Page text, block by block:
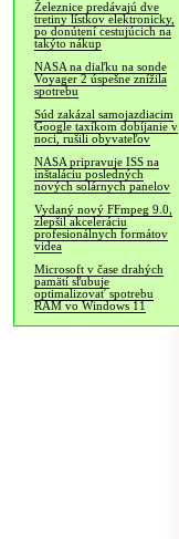
Železnice predávajú dve
tretiny lístkov elektronicky,
po donútení cestujúcich na
takýto nákup
NASA na diaľku na sonde
Voyager 2 úspešne znížila
spotrebu
Súd zakázal samojazdiacim
Google taxíkom dobíjanie v
noci, rušili obyvateľov
NASA pripravuje ISS na
inštaláciu posledných
nových solárnych panelov
Vydaný nový FFmpeg 9.0,
zlepšil akceleráciu
profesionálnych formátov
videa
Microsoft v čase drahých
pamätí sľubuje
optimalizovať spotrebu
RAM vo Windows 11